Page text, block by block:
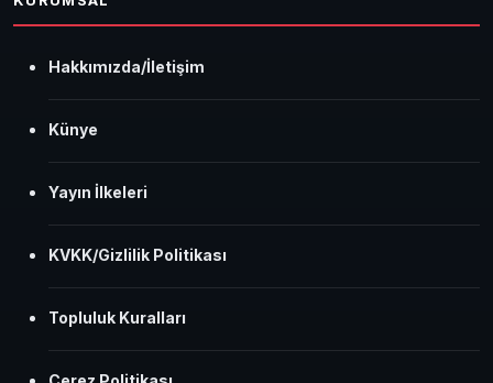
Hakkımızda/İletişim
Künye
Yayın İlkeleri
KVKK/Gizlilik Politikası
Topluluk Kuralları